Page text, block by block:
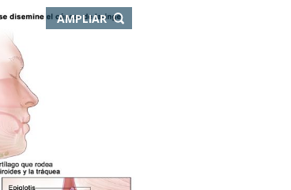
AMPLIAR-
ABRE